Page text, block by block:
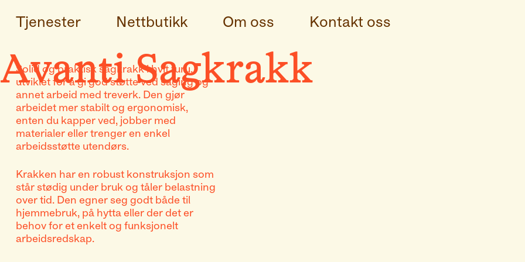
Tjenester Nettbutikk Om oss Kontakt oss
Avanti Sagkrakk
Solid og praktisk sagkrakk i hvit furu,
utviklet for å gi god støtte ved saging og
annet arbeid med treverk. Den gjør
arbeidet mer stabilt og ergonomisk,
enten du kapper ved, jobber med
materialer eller trenger en enkel
arbeidsstøtte utendørs.
Krakken har en robust konstruksjon som
står stødig under bruk og tåler belastning
over tid. Den egner seg godt både til
hjemmebruk, på hytta eller der det er
behov for et enkelt og funksjonelt
arbeidsredskap.